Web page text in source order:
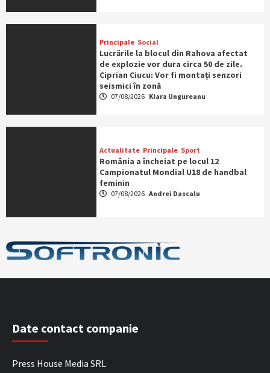
Principale Social
Lucrările la blocul din Rahova afectat
de explozie vor dura circa 50 de zile.
Ciprian Ciucu: Vor fi montați senzori
seismici în zonă
07/08/2026 Klara Ungureanu
Actualitate Principale Sport
România a încheiat pe locul 12
Campionatul Mondial U18 de handbal
feminin
07/08/2026 Andrei Dascalu
Date contact companie
Press House Media SRL